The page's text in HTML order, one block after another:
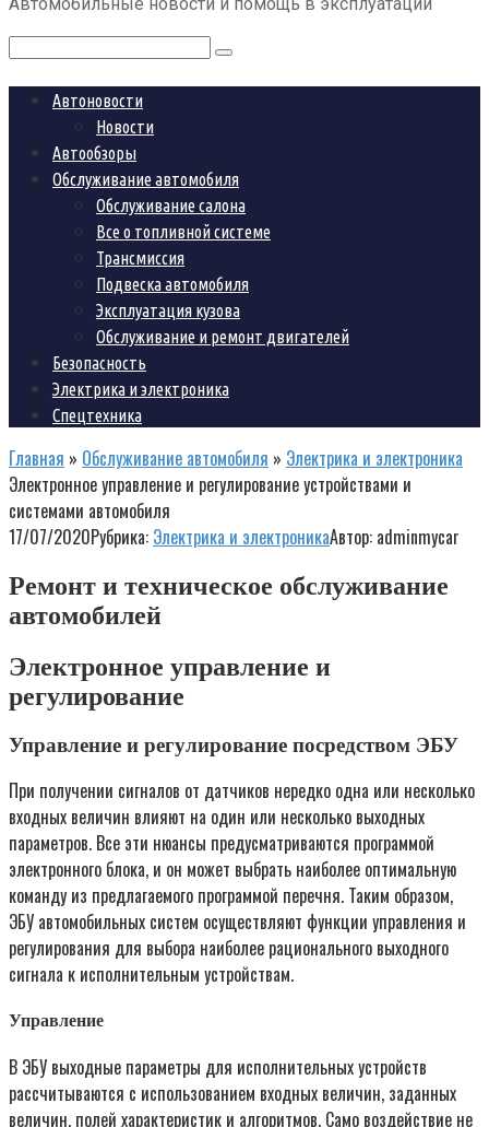
Поиск:
Автоновости
Новости
Автообзоры
Обслуживание автомобиля
Обслуживание салона
Все о топливной системе
Трансмиссия
Подвеска автомобиля
Эксплуатация кузова
Обслуживание и ремонт двигателей
Безопасность
Электрика и электроника
Спецтехника
Главная » Обслуживание автомобиля » Электрика и электроника
Электронное управление и регулирование устройствами и
системами автомобиля
17/07/2020Рубрика: Электрика и электроникаАвтор: adminmycar
Ремонт и техническое обслуживание
автомобилей
Электронное управление и
регулирование
Управление и регулирование посредством ЭБУ
При получении сигналов от датчиков нередко одна или несколько
входных величин влияют на один или несколько выходных
параметров. Все эти нюансы предусматриваются программой
электронного блока, и он может выбрать наиболее оптимальную
команду из предлагаемого программой перечня. Таким образом,
ЭБУ автомобильных систем осуществляют функции управления и
регулирования для выбора наиболее рационального выходного
сигнала к исполнительным устройствам.
Управление
В ЭБУ выходные параметры для исполнительных устройств
рассчитываются с использованием входных величин, заданных
величин, полей характеристик и алгоритмов. Само воздействие не